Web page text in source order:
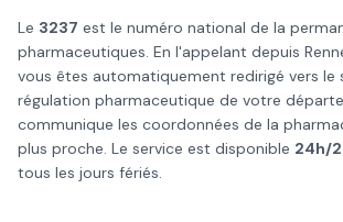
Le 3237 est le numéro national de la
pharmaceutiques. En l'appelant depuis
vous êtes automatiquement redirigé vers le
régulation pharmaceutique de votre
communique les coordonnées de la
plus proche. Le service est disponible 24h/
tous les jours fériés.